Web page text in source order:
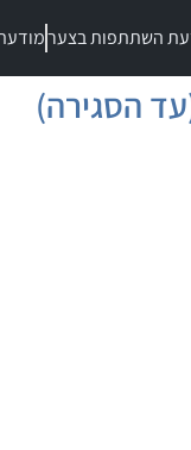
השתתפות בצער
הסגירה)